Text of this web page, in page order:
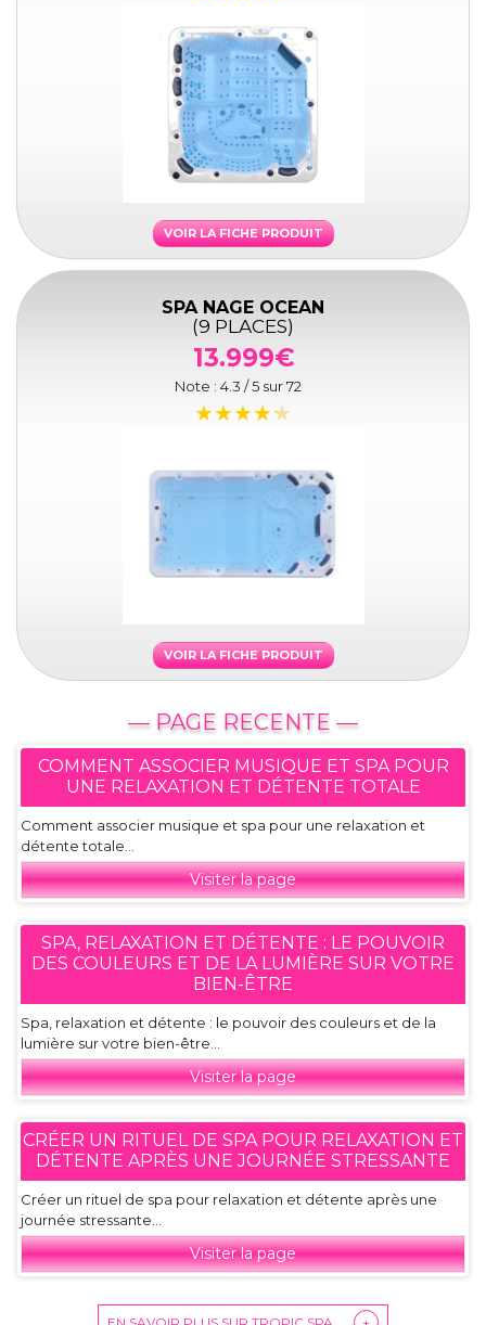
VOIR LA FICHE PRODUIT
SPA NAGE OCEAN
(9 PLACES)
13.999€
Note : 4.3 / 5 sur72
VOIR LA FICHE PRODUIT
— PAGE RECENTE —
COMMENT ASSOCIER MUSIQUE ET SPA POUR
UNE RELAXATION ET DÉTENTE TOTALE
Comment associer musique et spa pour une relaxation et
détente totale...
Visiter la page
SPA, RELAXATION ET DÉTENTE : LE POUVOIR
DES COULEURS ET DE LA LUMIÈRE SUR VOTRE
BIEN-ÊTRE
Spa, relaxation et détente : le pouvoir des couleurs et de la
lumière sur votre bien-être...
Visiter la page
CRÉER UN RITUEL DE SPA POUR RELAXATION ET
DÉTENTE APRÈS UNE JOURNÉE STRESSANTE
Créer un rituel de spa pour relaxation et détente après une
journée stressante...
Visiter la page